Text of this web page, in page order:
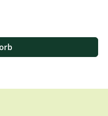
die Anzahl zu erhöhen oder